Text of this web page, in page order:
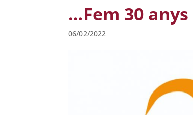
…Fem 30 anys
06/02/2022